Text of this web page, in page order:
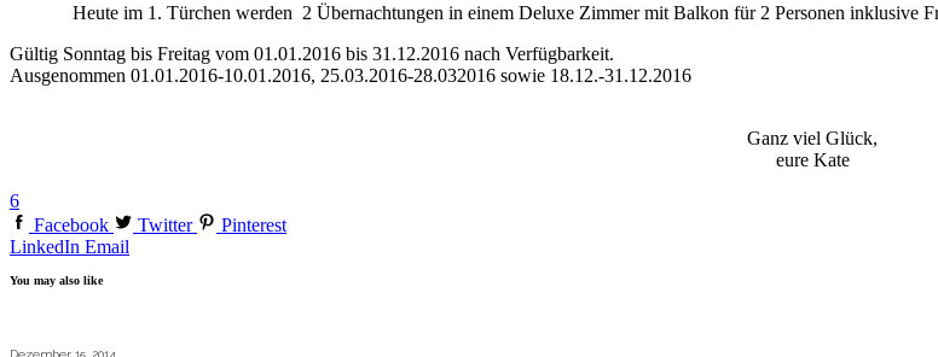
Heute im 1. Türchen werden 2 Übernachtungen in einem Deluxe Zimmer mit Balkon für 2 Personen inklusive
Gültig Sonntag bis Freitag vom 01.01.2016 bis 31.12.2016 nach Verfügbarkeit.
Ausgenommen 01.01.2016-10.01.2016, 25.03.2016-28.032016 sowie 18.12.-31.12.2016
Ganz viel Glück,
eure Kate
6
Facebook
Twitter
Pinterest
LinkedIn Email
You may also like
Dezember 15, 2014